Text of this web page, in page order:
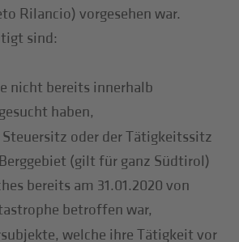
Rilancio) vorgesehen war.
sind:
nicht bereits innerhalb
haben,
oder der Tätigkeitssitz
(gilt für ganz Südtirol)
bereits am 31.01.2020 von
betroffen war,
welche ihre Tätigkeit vor